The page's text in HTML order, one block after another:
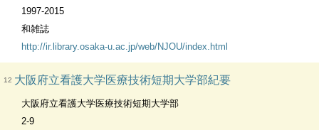
1997-2015
和雑誌
http://ir.library.osaka-u.ac.jp/web/NJOU/index.html
12 大阪府立看護大学医療技術短期大学部紀要
大阪府立看護大学医療技術短期大学部
2-9